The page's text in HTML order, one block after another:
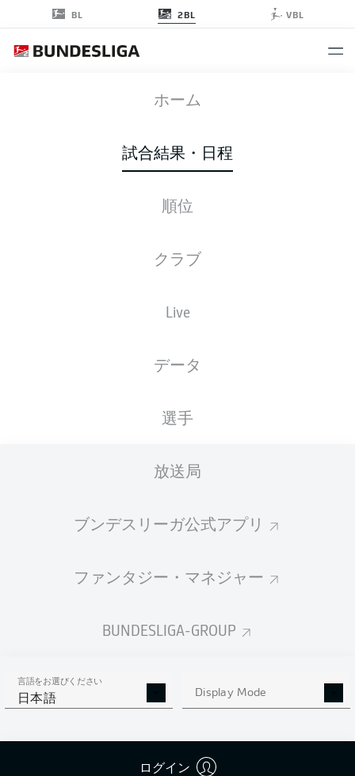
BL 2BL VBL
ホーム
試合結果・日程
順位
クラブ
Live
データ
選手
放送局
ブンデスリーガ公式アプリ
ファンタジー・マネジャー
BUNDESLIGA-GROUP
言語をお選びください
日本語 Display Mode
ログイン
FCH BSC
スターティングメンバー
0
0 % 成功率 0 %
PASS EFFICIENCY